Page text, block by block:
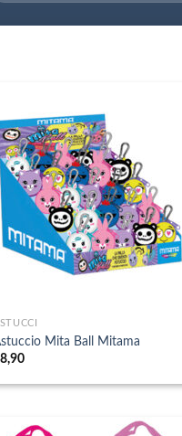
Mita Ball Mitama
8,90